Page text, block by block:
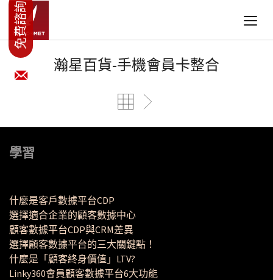
瀚星百貨-手機會員卡整合
學習
什麼是客戶數據平台CDP
選擇適合企業的顧客數據中心
顧客數據平台CDP與CRM差異
選擇顧客數據平台的三大關鍵點！
什麼是「顧客終身價值」LTV?
Linky360會員顧客數據平台6大功能